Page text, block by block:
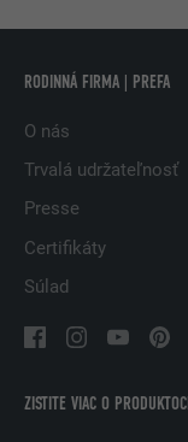
ZISTITE VIAC O
RODINNÁ FIRMA | PREFA
O nás
Trvalá udržateľnosť
Presse
Certifikáty
Súlad
NÁZOV
DOBA TRVANIA